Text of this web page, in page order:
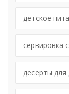
детское
сервировка
десерты для